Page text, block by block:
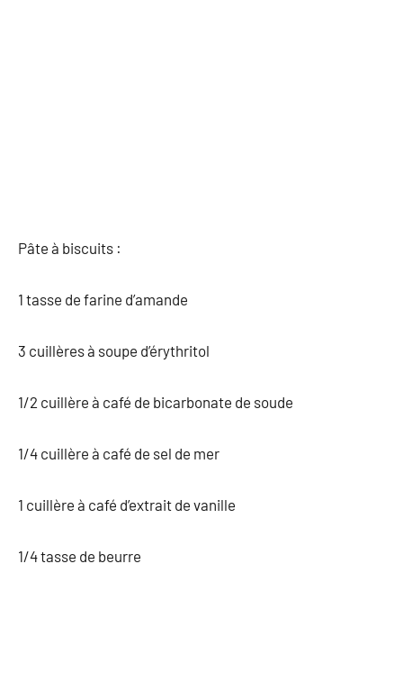
Pâte à biscuits :
1 tasse de farine d’amande
3 cuillères à soupe d’érythritol
1/2 cuillère à café de bicarbonate de soude
1/4 cuillère à café de sel de mer
1 cuillère à café d’extrait de vanille
1/4 tasse de beurre